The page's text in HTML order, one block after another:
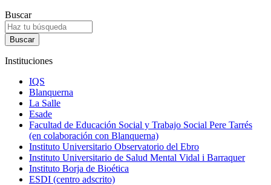
Buscar
Instituciones
IQS
Blanquerna
La Salle
Esade
Facultad de Educación Social y Trabajo Social Pere Tarrés
(en colaboración con Blanquerna)
Instituto Universitario Observatorio del Ebro
Instituto Universitario de Salud Mental Vidal i Barraquer
Instituto Borja de Bioética
ESDI (centro adscrito)